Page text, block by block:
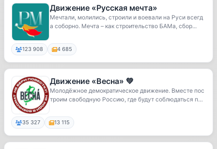
Движение «Русская мечта»
Мечтали, молились, строили и воевали на Руси всегд
а соборно. Мечта – как строительство БАМа, сбор...
123 908 4 685
Движение «Весна» 💚
Молодёжное демократическое движение. Вместе пос
троим свободную Россию, где будут соблюдаться пра
35 327 13 115